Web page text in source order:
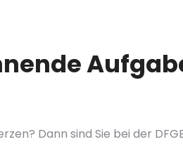
Dann sind Sie bei der